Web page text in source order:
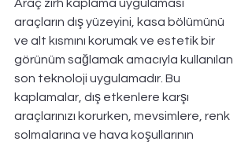
Araç zırh kaplama uygulaması
araçların dış yüzeyini, kasa bölümünü
ve alt kısmını korumak ve estetik bir
görünüm sağlamak amacıyla kullanılan
son teknoloji uygulamadır. Bu
kaplamalar, dış etkenlere karşı
araçlarınızı korurken, mevsimlere, renk
solmalarına ve hava koşullarının